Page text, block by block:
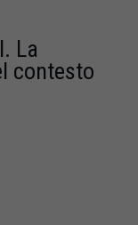
La
contesto